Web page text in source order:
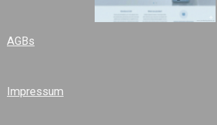
AGBs
Impressum